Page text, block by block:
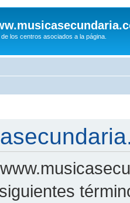
los centros asociados a la página.